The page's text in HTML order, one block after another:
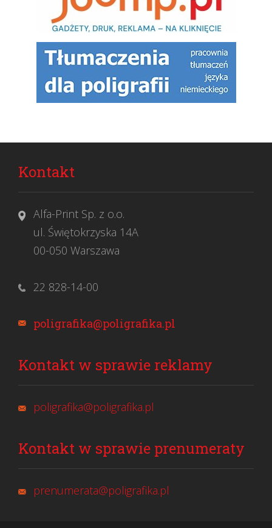
Kontakt
Alfa-Print Sp. z o.o.
ul. Świętokrzyska 14A
00-050 Warszawa
22 828-14-00
poligrafika@poligrafika.pl
Kontakt w sprawie reklamy
poligrafika@poligrafika.pl
Kontakt w sprawie prenumeraty
prenumerata@poligrafika.pl